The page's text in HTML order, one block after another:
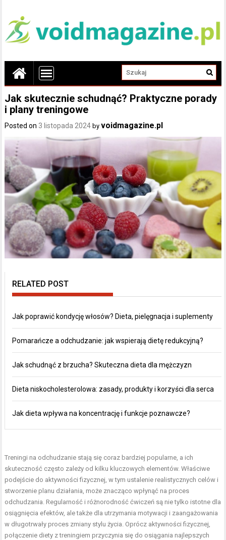
Jak skutecznie schudnąć? Praktyczne porady
i plany treningowe
Posted on 3 listopada 2024 byvoidmagazine.pl
RELATED POST
Jak poprawić kondycję włosów? Dieta, pielęgnacja i suplementy
Pomarańcze a odchudzanie: jak wspierają dietę redukcyjną?
Jak schudnąć z brzucha? Skuteczna dieta dla mężczyzn
Dieta niskocholesterolowa: zasady, produkty i korzyści dla serca
Jak dieta wpływa na koncentrację i funkcje poznawcze?
Treningi na odchudzanie stają się coraz bardziej popularne, a ich
skuteczność często zależy od kilku kluczowych elementów. Właściwe
podejście do aktywności fizycznej, w tym ustalenie realistycznych celów i
stworzenie planu działania, może znacząco wpłynąć na proces
odchudzania. Regularność i różnorodność ćwiczeń są nie tylko istotne dla
osiągnięcia efektów, ale także dla utrzymania motywacji i zaangażowania
w długotrwały proces zmiany stylu życia. Oprócz aktywności fizycznej,
połączenie diety z treningiem przyczynia się do osiągania najlepszych